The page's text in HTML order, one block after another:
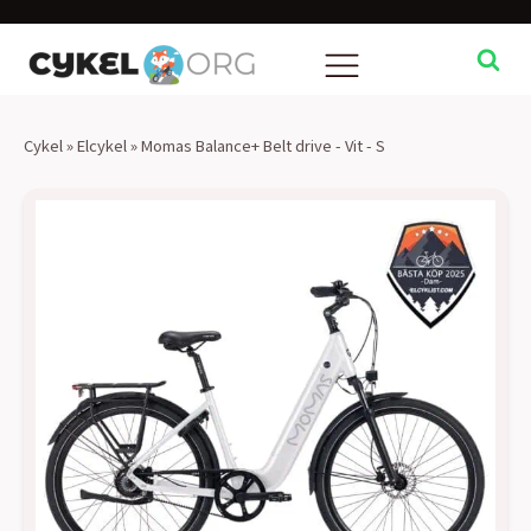
Cykel »Elcykel »Momas Balance+ Belt drive - Vit - S